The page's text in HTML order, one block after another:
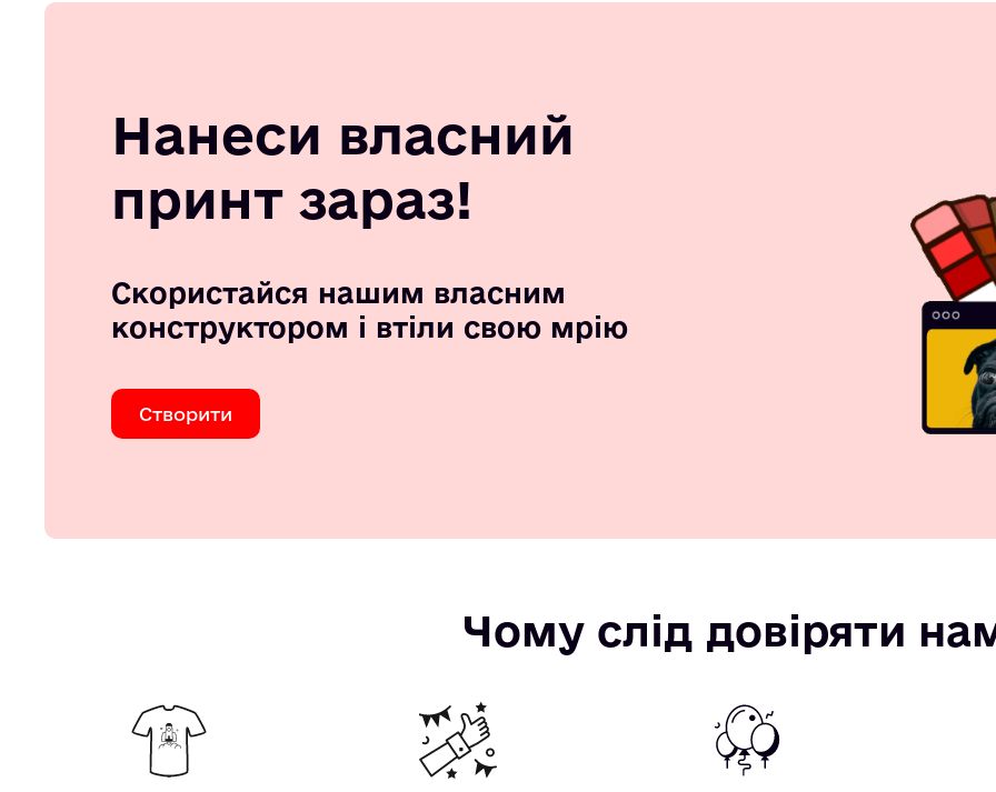
Нанеси власний
принт зараз!
Скористайся нашим власним
конструктором і втіли свою мрію
Створити
Чому слід довіряти